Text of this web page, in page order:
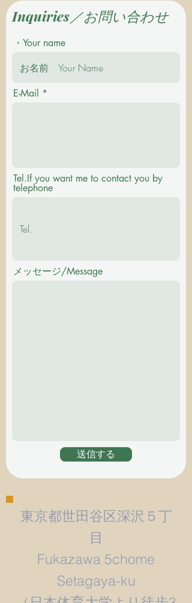
Inquiries／お問い合わせ
・Your name
E-Mail
Tel.If you want me to contact you by
telephone
メッセージ/Message
送信する
東京都世田谷区深沢５丁
目
Fukazawa 5chome
Setagaya-ku